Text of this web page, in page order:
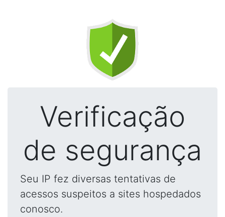
Verificação
de segurança
Seu IP fez diversas tentativas de
acessos suspeitos a sites hospedados
conosco.